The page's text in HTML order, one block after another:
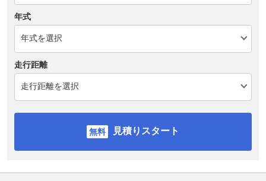
年式
走行距離
見積りスタート